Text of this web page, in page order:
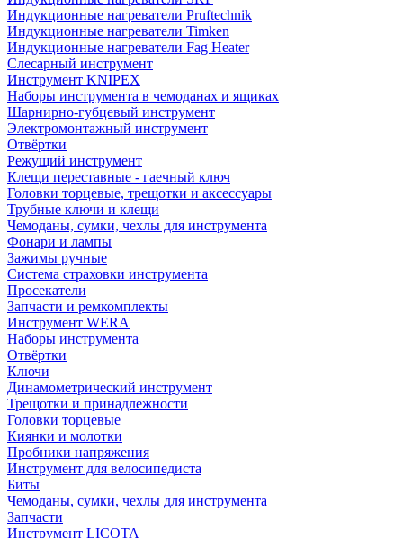
Индукционные нагреватели Pruftechnik
Индукционные нагреватели Timken
Индукционные нагреватели Fag Heater
Слесарный инструмент
Инструмент KNIPEX
Наборы инструмента в чемоданах и ящиках
Шарнирно-губцевый инструмент
Электромонтажный инструмент
Отвёртки
Режущий инструмент
Клещи переставные - гаечный ключ
Головки торцевые, трещотки и аксессуары
Трубные ключи и клещи
Чемоданы, сумки, чехлы для инструмента
Фонари и лампы
Зажимы ручные
Система страховки инструмента
Просекатели
Запчасти и ремкомплекты
Инструмент WERA
Наборы инструмента
Отвёртки
Ключи
Динамометрический инструмент
Трещотки и принадлежности
Головки торцевые
Киянки и молотки
Пробники напряжения
Инструмент для велосипедиста
Биты
Чемоданы, сумки, чехлы для инструмента
Запчасти
Инструмент LICOTA